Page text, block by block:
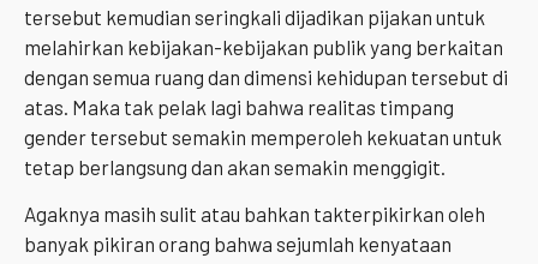
tersebut kemudian seringkali dijadikan pijakan untuk
melahirkan kebijakan-kebijakan publik yang berkaitan
dengan semua ruang dan dimensi kehidupan tersebut di
atas. Maka tak pelak lagi bahwa realitas timpang
gender tersebut semakin memperoleh kekuatan untuk
tetap berlangsung dan akan semakin menggigit.
Agaknya masih sulit atau bahkan takterpikirkan oleh
banyak pikiran orang bahwa sejumlah kenyataan